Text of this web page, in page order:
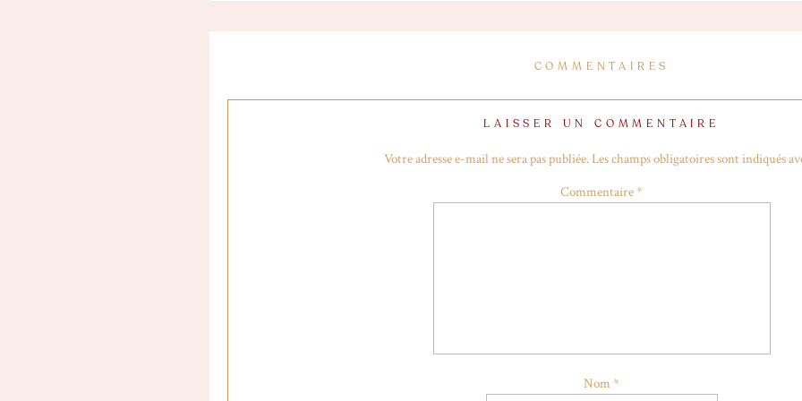
album pop-punk super catchy et qui marche dès la première écoute. Cela faisait longtemps que
LAISSER UN COMMENTAIRE
Votre adresse e-mail ne sera pas publiée.Les champs obligatoires sont indiqués
Commentaire*
Nom *
COMMENTAIRES